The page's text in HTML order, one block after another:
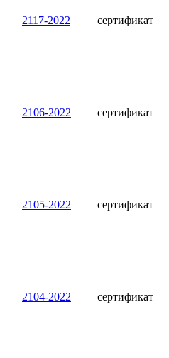
2117-2022 сертификат
2106-2022 сертификат
2105-2022 сертификат
2104-2022 сертификат